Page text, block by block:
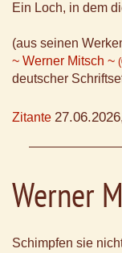
Ein Loch, in dem
(aus seinen
~ Werner Mitsch ~
deutscher
Zitante
Werner
Schimpfen sie